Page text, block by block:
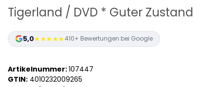
Tigerland / DVD * Guter Zustand
5,0★★★★★410+ Bewertungen bei Google
Artikelnummer:107447
GTIN: 4010232009265